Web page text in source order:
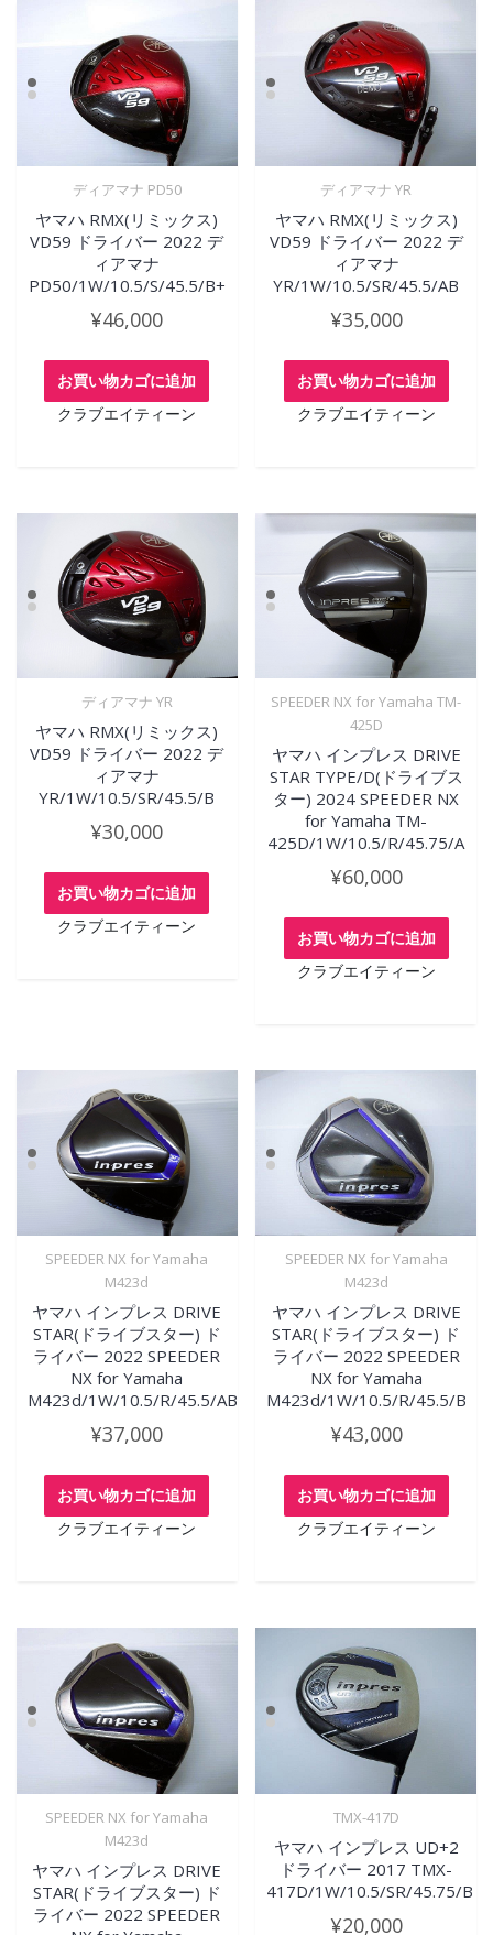
ディアマナ PD50
ヤマハ RMX(リミックス)
VD59 ドライバー 2022 デ
ィアマナ
PD50/1W/10.5/S/45.5/B+
¥46,000
お買い物カゴに追加
クラブエイティーン
ディアマナ YR
ヤマハ RMX(リミックス)
VD59 ドライバー 2022 デ
ィアマナ
YR/1W/10.5/SR/45.5/AB
¥35,000
お買い物カゴに追加
クラブエイティーン
ディアマナ YR
ヤマハ RMX(リミックス)
VD59 ドライバー 2022 デ
ィアマナ
YR/1W/10.5/SR/45.5/B
¥30,000
お買い物カゴに追加
クラブエイティーン
SPEEDER NX for Yamaha TM-
425D
ヤマハ インプレス DRIVE
STAR TYPE/D(ドライブス
ター) 2024 SPEEDER NX
for Yamaha TM-
425D/1W/10.5/R/45.75/A
¥60,000
お買い物カゴに追加
クラブエイティーン
SPEEDER NX for Yamaha
M423d
ヤマハ インプレス DRIVE
STAR(ドライブスター) ド
ライバー 2022 SPEEDER
NX for Yamaha
M423d/1W/10.5/R/45.5/AB
¥37,000
お買い物カゴに追加
クラブエイティーン
SPEEDER NX for Yamaha
M423d
ヤマハ インプレス DRIVE
STAR(ドライブスター) ド
ライバー 2022 SPEEDER
NX for Yamaha
M423d/1W/10.5/R/45.5/B
¥43,000
お買い物カゴに追加
クラブエイティーン
SPEEDER NX for Yamaha
M423d
ヤマハ インプレス DRIVE
STAR(ドライブスター) ド
ライバー 2022 SPEEDER
TMX-417D
ヤマハ インプレス UD+2
ドライバー 2017 TMX-
417D/1W/10.5/SR/45.75/B
¥20,000